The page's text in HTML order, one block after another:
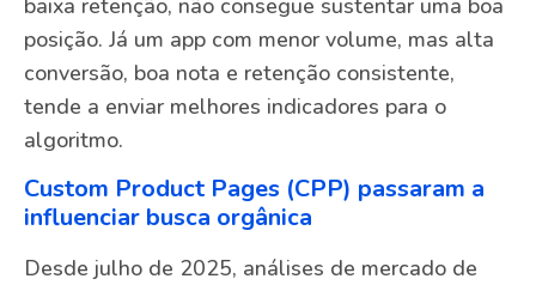
baixa retenção, não consegue sustentar uma boa
posição. Já um app com menor volume, mas alta
conversão, boa nota e retenção consistente,
tende a enviar melhores indicadores para o
algoritmo.
Custom Product Pages (CPP) passaram a
influenciar busca orgânica
Desde julho de 2025, análises de mercado de